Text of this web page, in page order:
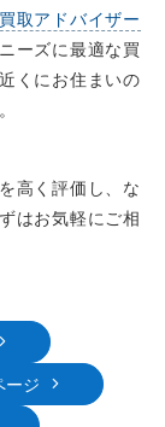
取アドバイザー
ーズに最適な買
くにお住まいの
高く評価し、な
はお気軽にご相
ージ